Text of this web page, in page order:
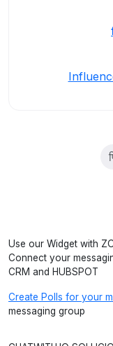
Use our Widget with
Connect your
CRM and HUBSPOT
Create Polls for your
messaging group